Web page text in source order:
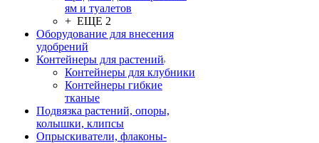
ям и туалетов
+ ЕЩЕ 2
Оборудование для внесения
удобрений
Контейнеры для растений
Контейнеры для клубники
Контейнеры гибкие
тканые
Подвязка растений, опоры,
колышки, клипсы
Опрыскиватели, флаконы-